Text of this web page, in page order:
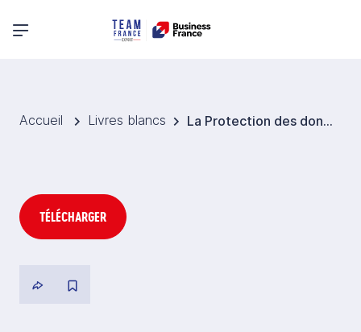
Menu principal
Accueil Livres blancs La Protection des données en Chine
TÉLÉCHARGER